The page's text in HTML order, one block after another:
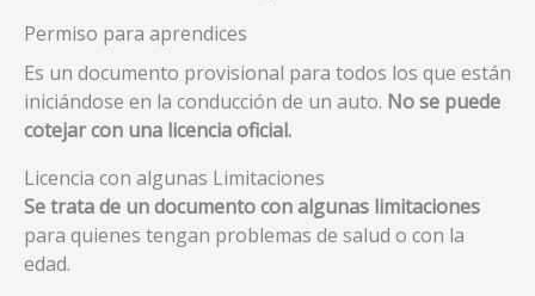
Permiso para aprendices
Es un documento provisional para todos los que están
iniciándose en la conducción de un auto. No se puede
cotejar con una licencia oficial.
Licencia con algunas Limitaciones
Se trata de un documento con algunas limitaciones
para quienes tengan problemas de salud o con la
edad.